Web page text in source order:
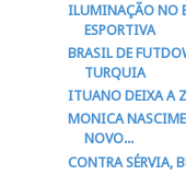
ILUMINAÇÃO NO
ESPORTIVA
BRASIL DE
TURQUIA
ITUANO DEIXA A
MONICA
NOVO...
CONTRA SÉRVIA,